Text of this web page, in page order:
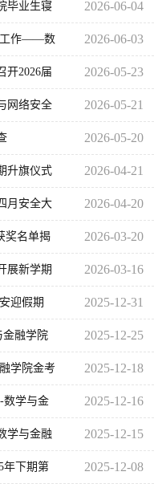
毕业生寝 2026-06-04
工作——数
业攻坚任
2026-06-03
开2026届 2026-05-23
网络安全 2026-05-21
2026-05-20
升旗仪式 2026-04-21
月安全大 2026-04-20
奖名单揭 2026-03-20
展新学期 2026-03-16
迎假期 2025-12-31
金融学院 2025-12-25
学院金考 2025-12-18
数学与金 2025-12-16
学与金融 2025-12-15
年下期第 2025-12-08